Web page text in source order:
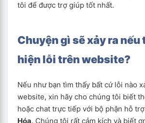
tôi để được trợ giúp tốt nhất.
Chuyện gì sẽ xảy ra nếu
hiện lỗi trên website?
Nếu như bạn tìm thấy bất cứ lỗi nào
website, xin hãy cho chúng tôi biết
hoặc chat trực tiếp với bộ phận hỗ
Hóa. Chúng tôi rất cảm kích và biết